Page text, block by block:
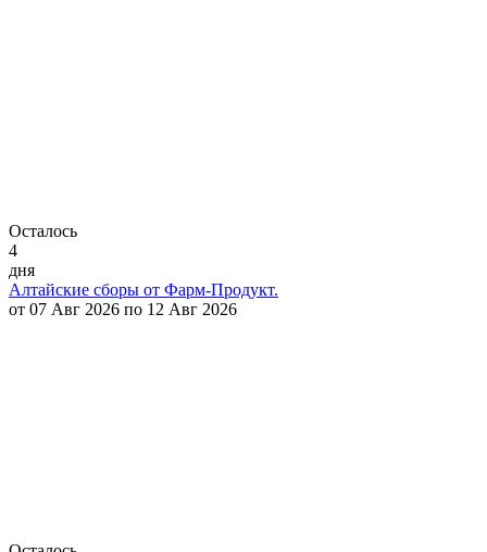
Осталось
4
дня
Алтайские сборы от Фарм-Продукт.
от 07 Авг 2026 по 12 Авг 2026